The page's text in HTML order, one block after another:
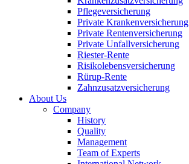
Pflegeversicherung
Private Krankenversicherung
Private Rentenversicherung
Private Unfallversicherung
Riester-Rente
Risikolebensversicherung
Rürup-Rente
Zahnzusatzversicherung
About Us
Company
History
Quality
Management
Team of Experts